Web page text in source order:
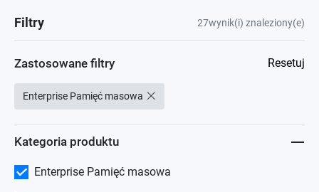
Filtry 27wynik(i) znaleziony(e)
Zastosowane filtry Resetuj
Enterprise Pamięć masowa
Kategoria produktu
Enterprise Pamięć masowa